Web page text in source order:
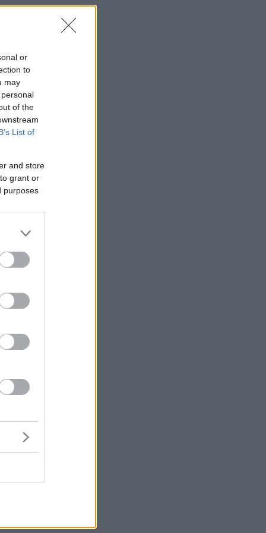
or
to
may
of the
List of
and store
grant or
purposes